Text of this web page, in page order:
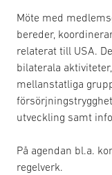
Möte med
bereder,
relaterat till USA.
bilaterala
mellanstatliga
utveckling samt
På agendan bl.a.
regelverk.